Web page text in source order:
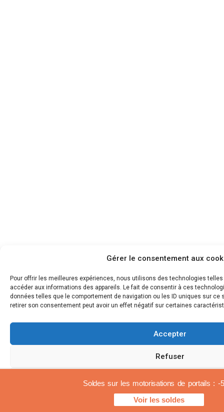
Gérer le consentement aux
Pour offrir les meilleures expériences, nous utilisons des technologies
accéder aux informations des appareils. Le fait de consentir à ces
données telles que le comportement de navigation ou les ID uniques sur ce
retirer son consentement peut avoir un effet négatif sur certaines
Accepter
Refuser
Voir les préférences
Polityka plików cookiesInformacje
Soldes sur les motorisations de portails : -
Voir les soldes